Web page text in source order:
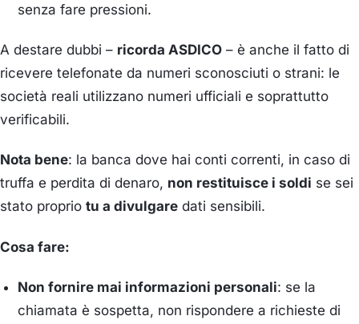
senza fare pressioni.
A destare dubbi – ricorda ASDICO – è anche il fatto di
ricevere telefonate da numeri sconosciuti o strani: le
società reali utilizzano numeri ufficiali e soprattutto
verificabili.
Nota bene: la banca dove hai conti correnti, in caso di
truffa e perdita di denaro, non restituisce i soldi se sei
stato proprio tu a divulgare dati sensibili.
Cosa fare:
Non fornire mai informazioni personali: se la
chiamata è sospetta, non rispondere a richieste di